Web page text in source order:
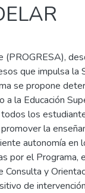
que impulsa la
se propone
la Educación
los
la
autonomía en
por el Programa,
y
de